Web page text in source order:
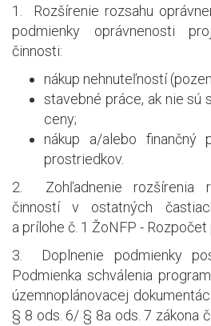
1. Rozšírenie rozsahu
podmienky oprávnenosti
činnosti:
nákup nehnuteľností
stavebné práce, ak nie sú
ceny;
nákup a/alebo finančný
prostriedkov.
2. Zohľadnenie rozšírenia
činností v ostatných
a prílohe č. 1 ŽoNFP - Rozpočet
3. Doplnenie podmienky
Podmienka schválenia
územnoplánovacej
§ 8 ods. 6/ § 8a ods. 7 zákona